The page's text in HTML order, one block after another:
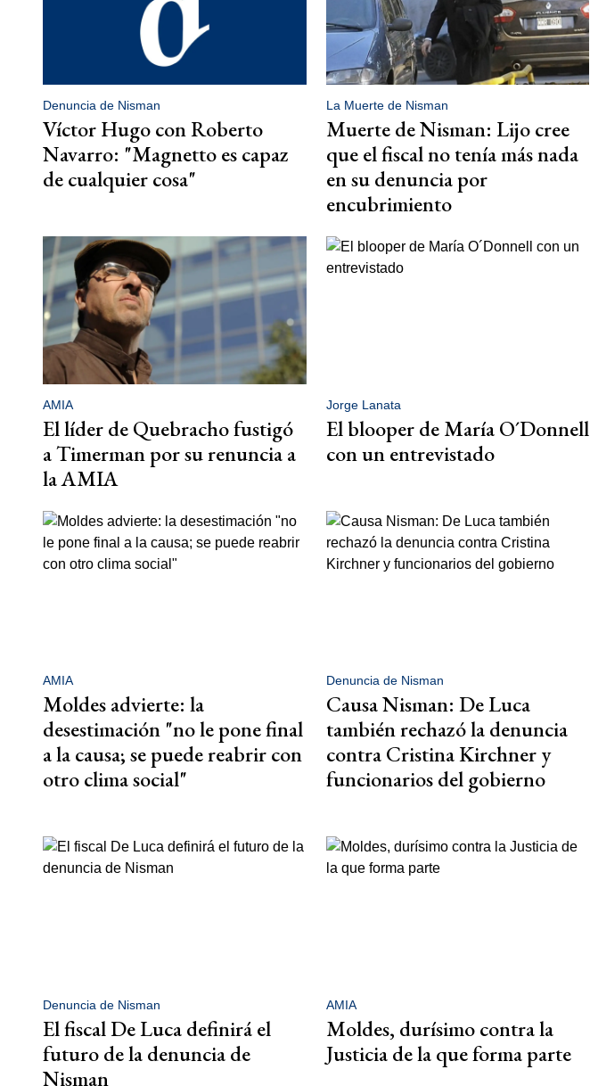
Denuncia de Nisman
Víctor Hugo con Roberto
Navarro: "Magnetto es capaz
de cualquier cosa"
La Muerte de Nisman
Muerte de Nisman: Lijo cree
que el fiscal no tenía más nada
en su denuncia por
encubrimiento
AMIA
El líder de Quebracho fustigó
a Timerman por su renuncia a
la AMIA
Jorge Lanata
El blooper de María O´Donnell
con un entrevistado
AMIA
Moldes advierte: la
desestimación "no le pone final
a la causa; se puede reabrir con
otro clima social"
Denuncia de Nisman
Causa Nisman: De Luca
también rechazó la denuncia
contra Cristina Kirchner y
funcionarios del gobierno
Denuncia de Nisman
El fiscal De Luca definirá el
futuro de la denuncia de
Nisman
AMIA
Moldes, durísimo contra la
Justicia de la que forma parte